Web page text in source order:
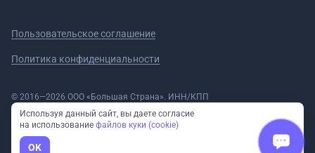
Пользовательское соглашение
Политика конфиденциальности
© 2016—2026 ООО «Большая Страна». ИНН/КПП
5908078160/590801001 ОГРН 1185958020533
Номер в реестре Роскомнадзора № 59-18-006319 (Приказ № 321 от
11.10.2018)
Полное или частичное копирование изображений и текстов возможно
Используя данный сайт, вы даете согласие
на использование файлов куки (cookie)
OK